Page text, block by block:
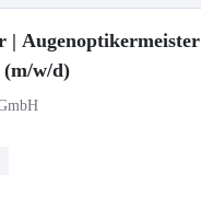
| Augenoptikermeister
w/d)